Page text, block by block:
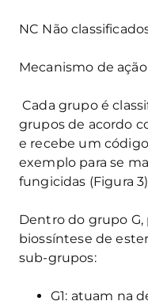
NC Não
Mecanismo de
Cada grupo é
grupos de acordo
e recebe um
exemplo para se
fungicidas (Figura
Dentro do grupo
biossíntese de
sub-grupos:
G1: atuam na